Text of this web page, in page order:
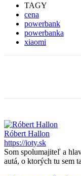
TAGY
cena
powerbank
powerbanka
xiaomi
Róbert Hallon
https://ioty.sk
Som spolumajiteľ a
autá, o ktorých tu sem